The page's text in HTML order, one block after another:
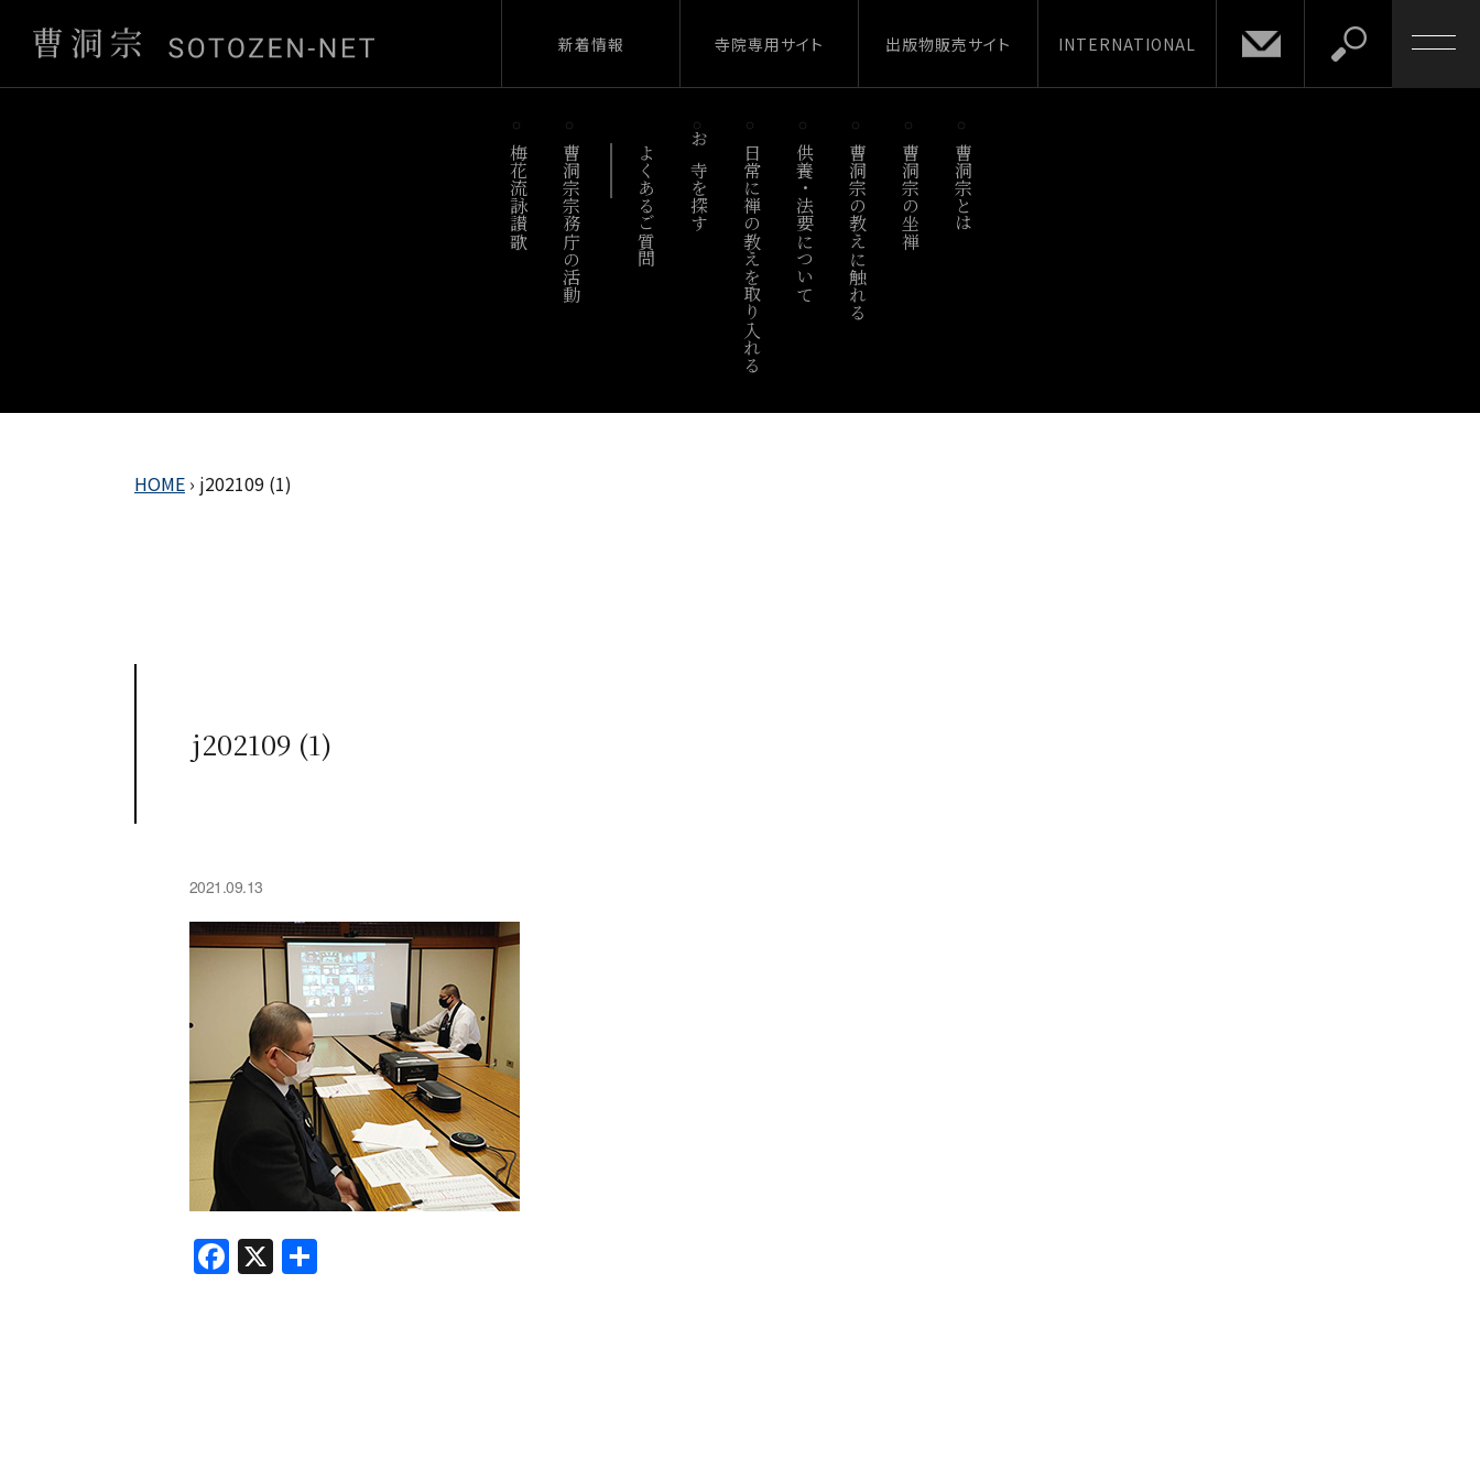
新着情報 寺院専用サイト 出版物販売サイト INTERNATIONAL
梅花流詠讃歌 曹洞宗宗務庁の活動 よくあるご質問 お寺を探す 日常に禅の教えを取り入れる 供養・法要について 曹洞宗の教えに触れる 曹洞宗の坐禅 曹洞宗とは
HOME › j202109 (1)
j202109 (1)
2021.09.13
F
a
X